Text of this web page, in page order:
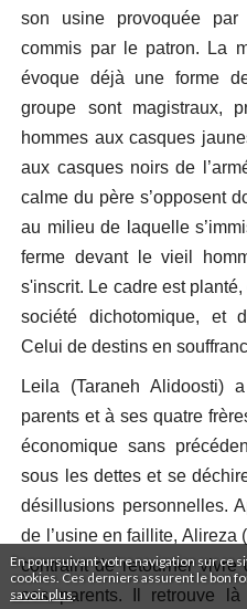
En poursuivant votre navigation sur ce
cookies. Ces derniers assurent le bon
savoir plus.
son usine provoquée
commis par le patron. La
évoque déjà une forme
groupe sont magistraux,
hommes aux casques
aux casques noirs de
calme du père s’opposent
au milieu de laquelle
ferme devant le vieil
s'inscrit. Le cadre est
société dichotomique, et
Celui de destins en
Leila (Taraneh
parents et à ses quatre
économique sans
sous les dettes et se
désillusions personnelles.
de l’usine en faillite, Alireza
contraint de retourner vivre
ses parents. Il retrouve